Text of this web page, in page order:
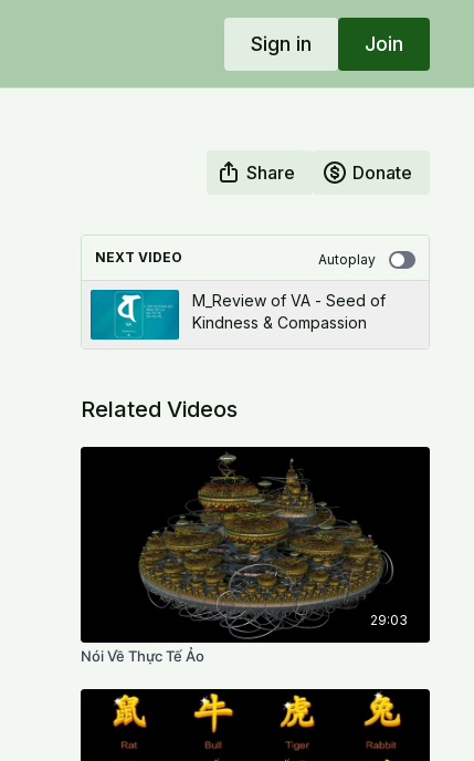
Sign in Join
Share Donate
NEXT VIDEO Autoplay
M_Review of VA - Seed of
Kindness & Compassion
Related Videos
29:03
Nói Về Thực Tế Ảo